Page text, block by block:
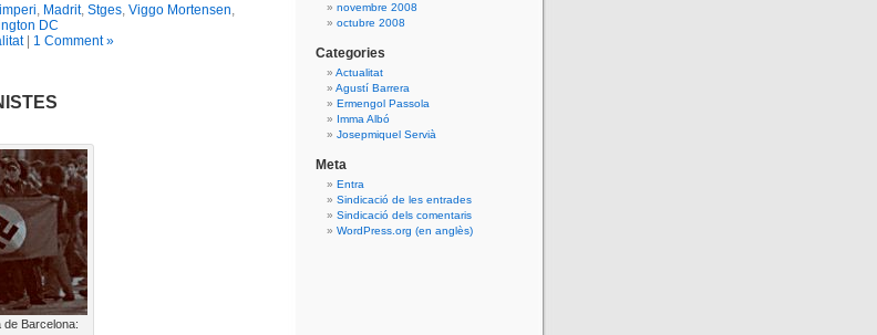
imperi, Madrit, Stges, Viggo Mortensen,
DC
| 1 Comment »
de Barcelona:
novembre 2008
octubre 2008
Categories
Actualitat
Agustí Barrera
Ermengol Passola
Imma Albó
Josepmiquel Servià
Meta
Entra
Sindicació de les entrades
Sindicació dels comentaris
WordPress.org (en anglès)